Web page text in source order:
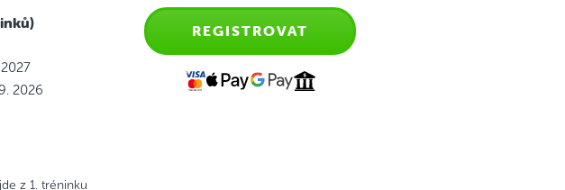
2026
REGISTROVAT
z 1. tréninku